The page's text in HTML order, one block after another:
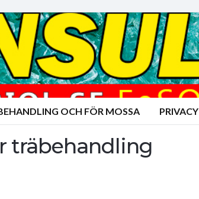
OCH FÖR MOSSA PRIVACY
träbehandling